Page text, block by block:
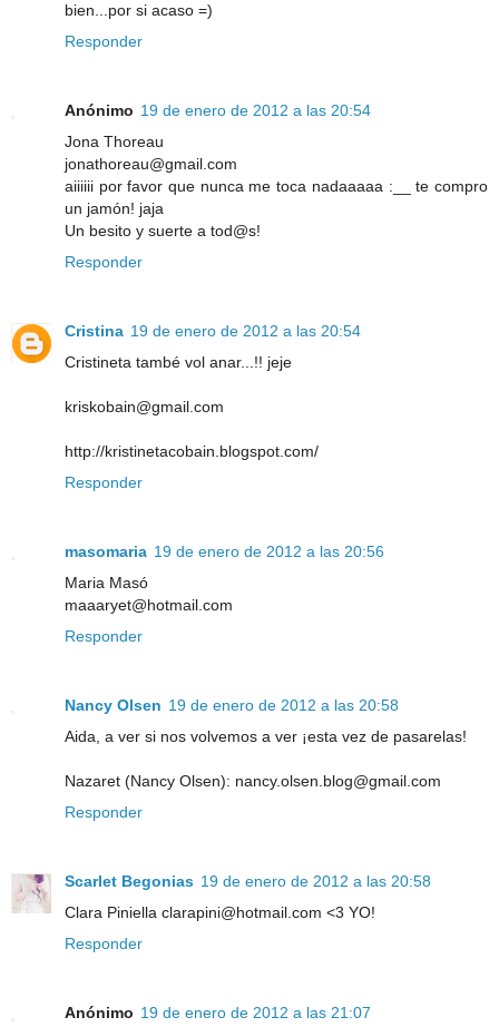
bien...por si acaso =)
Responder
Anónimo 19 de enero de 2012 a las 20:54
Jona Thoreau
jonathoreau@gmail.com
aiiiiii por favor que nunca me toca nadaaaaa :__ te compro
un jamón! jaja
Un besito y suerte a tod@s!
Responder
Cristina 19 de enero de 2012 a las 20:54
Cristineta també vol anar...!! jeje
kriskobain@gmail.com
http://kristinetacobain.blogspot.com/
Responder
masomaria 19 de enero de 2012 a las 20:56
Maria Masó
maaaryet@hotmail.com
Responder
Nancy Olsen 19 de enero de 2012 a las 20:58
Aida, a ver si nos volvemos a ver ¡esta vez de pasarelas!
Nazaret (Nancy Olsen): nancy.olsen.blog@gmail.com
Responder
Scarlet Begonias 19 de enero de 2012 a las 20:58
Clara Piniella clarapini@hotmail.com <3 YO!
Responder
Anónimo 19 de enero de 2012 a las 21:07